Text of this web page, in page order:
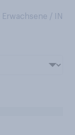
Erwachsene / IN